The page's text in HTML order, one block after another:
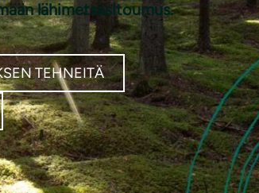
lähimetsäsitoumus.
TEHNEITÄ